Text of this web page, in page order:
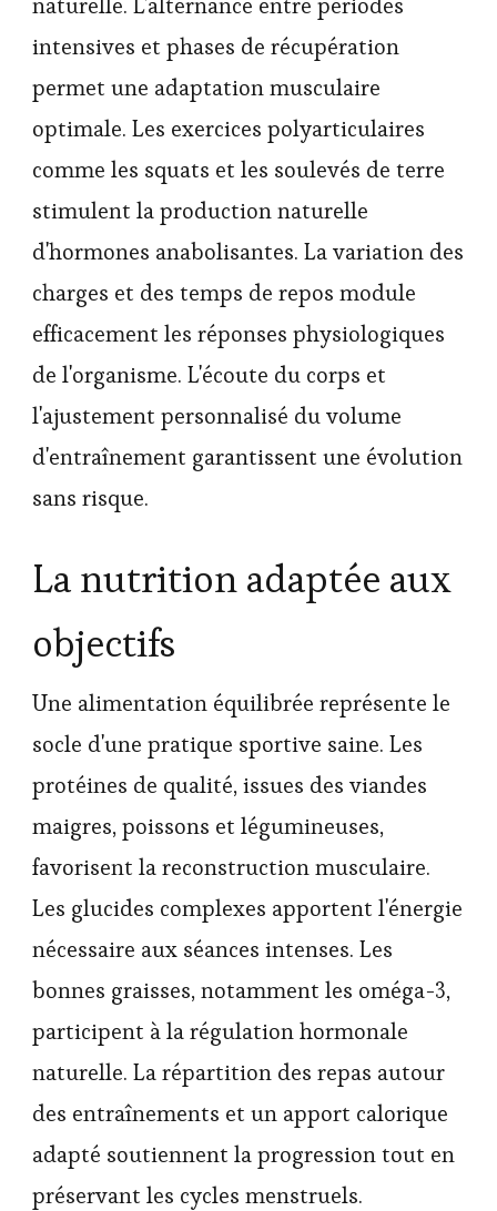
naturelle. L'alternance entre périodes
intensives et phases de récupération
permet une adaptation musculaire
optimale. Les exercices polyarticulaires
comme les squats et les soulevés de terre
stimulent la production naturelle
d'hormones anabolisantes. La variation des
charges et des temps de repos module
efficacement les réponses physiologiques
de l'organisme. L'écoute du corps et
l'ajustement personnalisé du volume
d'entraînement garantissent une évolution
sans risque.
La nutrition adaptée aux
objectifs
Une alimentation équilibrée représente le
socle d'une pratique sportive saine. Les
protéines de qualité, issues des viandes
maigres, poissons et légumineuses,
favorisent la reconstruction musculaire.
Les glucides complexes apportent l'énergie
nécessaire aux séances intenses. Les
bonnes graisses, notamment les oméga-3,
participent à la régulation hormonale
naturelle. La répartition des repas autour
des entraînements et un apport calorique
adapté soutiennent la progression tout en
préservant les cycles menstruels.